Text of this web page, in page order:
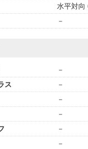
水平対向
－
－
ス
－
－
－
－
－